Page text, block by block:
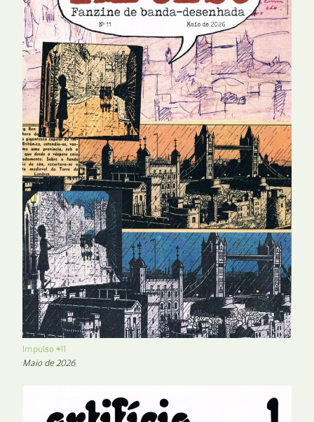
Impulso #11
Maio de 2026